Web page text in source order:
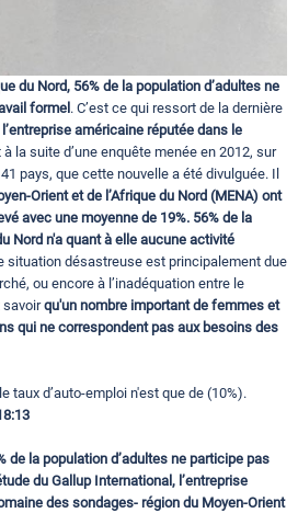
du Nord, 56% de la population d’adultes ne
formel . C’est ce qui ressort de la dernière
américaine réputée dans le
à la suite d’une enquête menée en 2012, sur
pays, que cette nouvelle a été divulguée. Il
Orient et de l’Afrique du Nord (MENA) ont
avec une moyenne de 19%. 56% de la
Nord n'a quant à elle aucune activité
situation désastreuse est principalement due
ou encore à l’inadéquation entre le
savoirqu'un nombre important de femmes et
qui ne correspondent pas aux besoins des
taux d’auto-emploi n'est que de (10%).
de la population d’adultes ne participe pas
du Gallup International, l’entreprise
des sondages- région du Moyen-Orient